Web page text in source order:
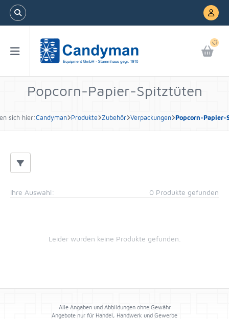
Popcorn-Papier-Spitztüten
sich hier:Candyman Produkte Zubehör Verpackungen Popcorn-Papier-
Ihre Auswahl: 0 Produkte gefunden
Leider wurden keine Produkte gefunden.
Alle Angaben und Abbildungen ohne Gewähr
Angebote nur für Handel, Handwerk und Gewerbe